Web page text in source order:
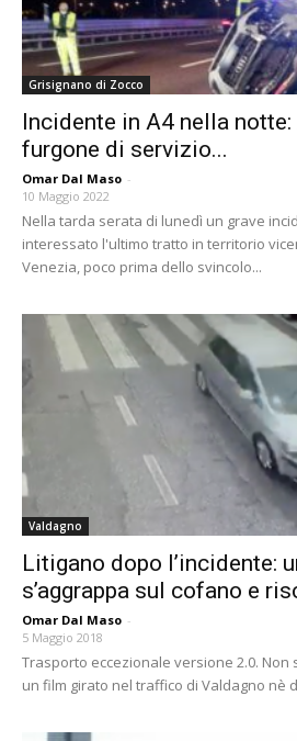
Grisignano di Zocco
Incidente in A4 nella
furgone di servizio...
Omar Dal Maso -
10 Maggio 2022
Nella tarda serata di lunedì un grave
interessato l'ultimo tratto in territorio
Venezia, poco prima dello svincolo...
Valdagno
Litigano dopo l’incidente:
s’aggrappa sul cofano e
Omar Dal Maso -
5 Maggio 2018
Trasporto eccezionale versione 2.0. Non
un film girato nel traffico di Valdagno nè